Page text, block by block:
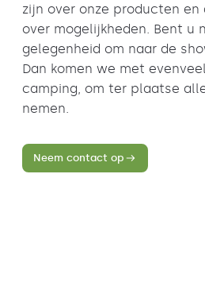
zijn over onze producten en
over mogelijkheden. Bent u
gelegenheid om naar de
Dan komen we met
camping, om ter plaatse
nemen.
Neem contact op